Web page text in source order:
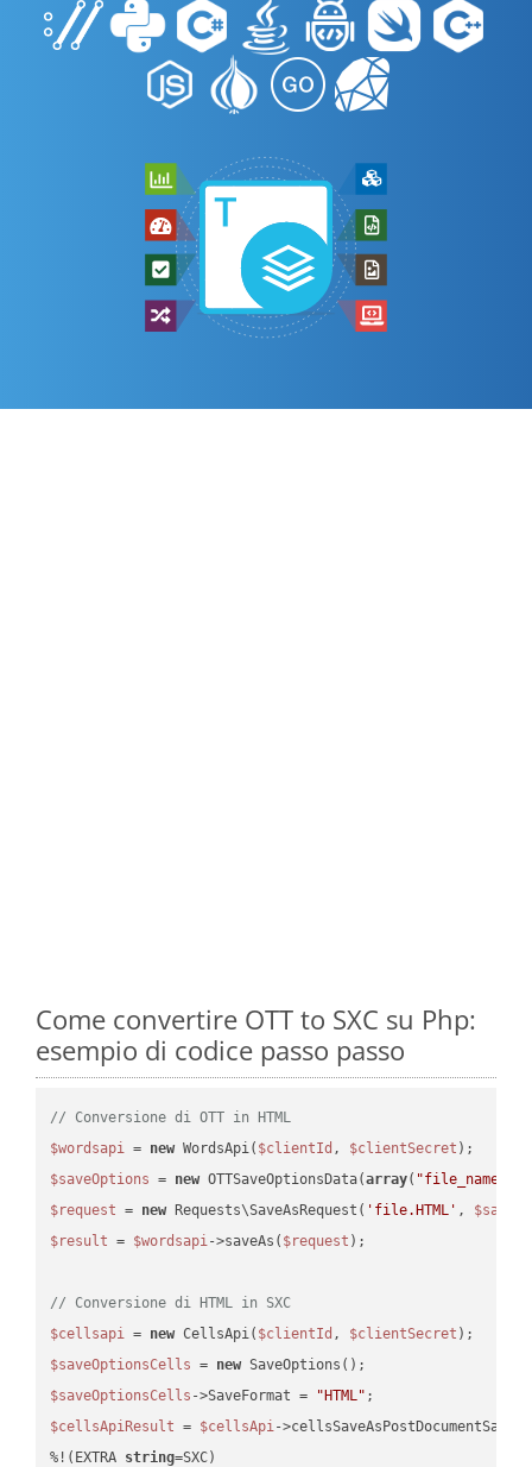
Come convertire OTT to SXC su Php:
esempio di codice passo passo
// Conversione di OTT in HTML
$wordsapi = new WordsApi( $clientId , $clientSecret
$saveOptions = new OTTSaveOptionsData(array( "file_name"
$request = new Requests\SaveAsRequest( 'file.HTML' ,
$result = $wordsapi->saveAs( $request );
// Conversione di HTML in SXC
$cellsapi = new CellsApi( $clientId , $clientSecret
$saveOptionsCells = new
$saveOptionsCells ->SaveFormat = "HTML"
$cellsApiResult = $cellsApi-
%!(EXTRA string=SXC)